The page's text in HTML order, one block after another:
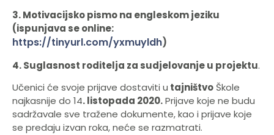
3. Motivacijsko pismo na engleskom jeziku
(ispunjava se online:
https://tinyurl.com/yxmuyldh)
4. Suglasnost roditelja za sudjelovanje u projektu.
Učenici će svoje prijave dostaviti u tajništvo Škole
najkasnije do 14. listopada 2020.Prijave koje ne budu
sadržavale sve tražene dokumente, kao i prijave koje
se predaju izvan roka, neće se razmatrati.